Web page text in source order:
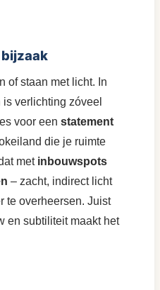
of staan met licht. In
verlichting zóveel
voor een statement
die je ruimte
met inbouwspots
– zacht, indirect licht
te overheersen. Juist
en subtiliteit maakt het